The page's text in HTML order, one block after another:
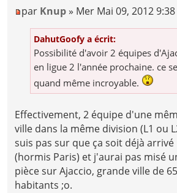
par Knup » Mer Mai 09, 2012
DahutGoofy a écrit:
Possibilité d'avoir 2 équipes
en ligue 2 l'année prochaine. ce
quand même incroyable.
Effectivement, 2 équipe d'une
ville dans la même division (L1 ou
suis pas sur que ça soit déjà arrivé
(hormis Paris) et j'aurai pas misé
pièce sur Ajaccio, grande ville de
habitants ;o.